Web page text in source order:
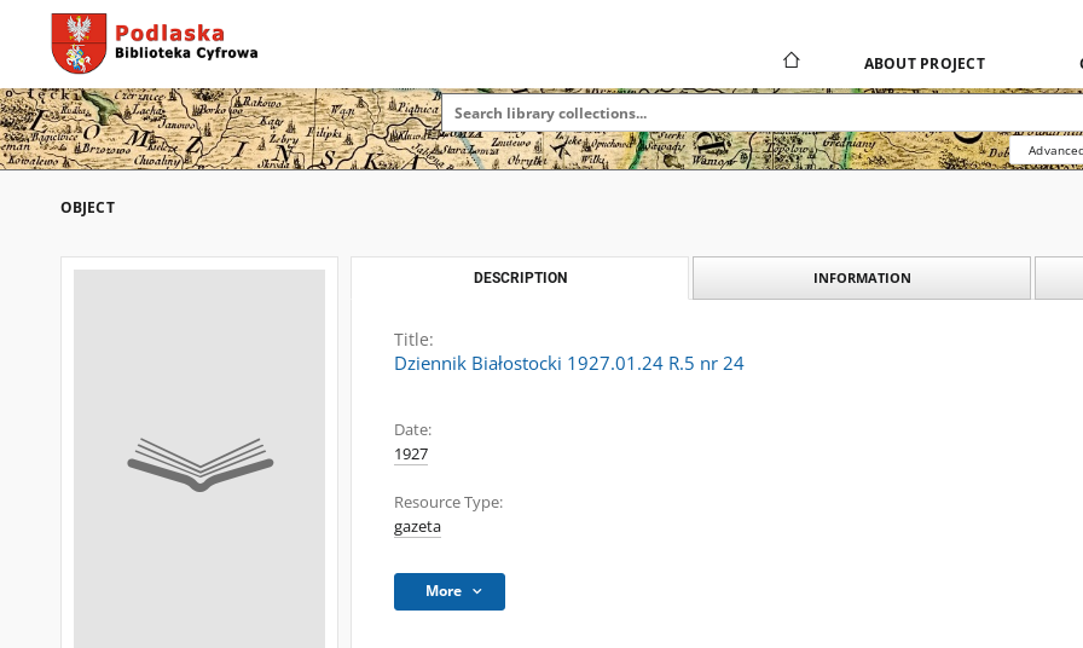
ABOUT PROJECT
OBJECT
DESCRIPTION INFORMATION
Title:
Dziennik Białostocki 1927.01.24 R.5 nr 24
Date:
1927
Resource Type:
gazeta
More